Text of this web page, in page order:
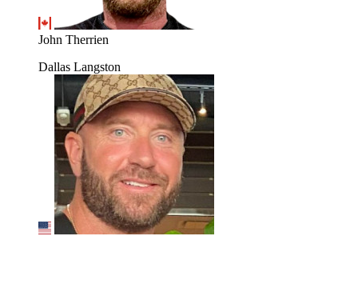
John Therrien
Dallas Langston